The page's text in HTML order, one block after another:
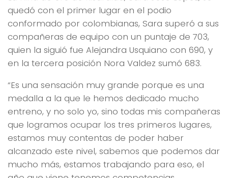
quedó con el primer lugar en el podio
conformado por colombianas, Sara superó a sus
compañeras de equipo con un puntaje de 703,
quien la siguió fue Alejandra Usquiano con 690, y
en la tercera posición Nora Valdez sumó 683.
“Es una sensación muy grande porque es una
medalla a la que le hemos dedicado mucho
entreno, y no solo yo, sino todas mis compañeras
que logramos ocupar los tres primeros lugares,
estamos muy contentas de poder haber
alcanzado este nivel, sabemos que podemos dar
mucho más, estamos trabajando para eso, el